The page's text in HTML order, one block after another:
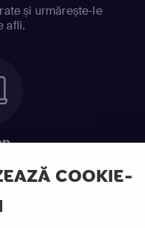
COOKIE-
și urmărește-le
afli.
ACUM